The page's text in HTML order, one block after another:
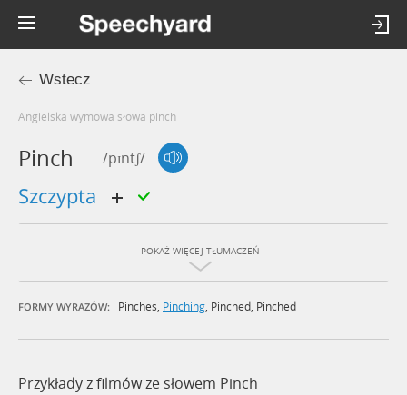
Wstecz
Angielska wymowa słowa pinch
Pinch /pɪntʃ/
szczypta
POKAŻ WIĘCEJ TŁUMACZEŃ
FORMY WYRAZÓW: Pinches, Pinching, Pinched, Pinched
Przykłady z filmów ze słowem Pinch